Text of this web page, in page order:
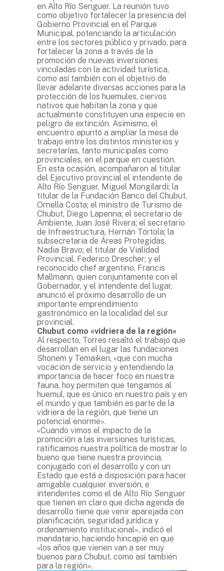
en Alto Río Senguer. La reunión tuvo
como objetivo fortalecer la presencia del
Gobierno Provincial en el Parque
Municipal, potenciando la articulación
entre los sectores público y privado, para
fortalecer la zona a través de la
promoción de nuevas inversiones
vinculadas con la actividad turística,
como así también con el objetivo de
llevar adelante diversas acciones para la
protección de los huemules, ciervos
nativos que habitan la zona y que
actualmente constituyen una especie en
peligro de extinción. Asimismo, el
encuentro apuntó a ampliar la mesa de
trabajo entre los distintos ministerios y
secretarías, tanto municipales como
provinciales, en el parque en cuestión.
En esta ocasión, acompañaron al titular
del Ejecutivo provincial el intendente de
Alto Río Senguer, Miguel Mongilardi; la
titular de la Fundación Banco del Chubut,
Ornella Costa; el ministro de Turismo de
Chubut, Diego Lapenna; el secretario de
Ambiente, Juan José Rivera; el secretario
de Infraestructura, Hernán Tórtola; la
subsecretaria de Áreas Protegidas,
Nadia Bravo; el titular de Vialidad
Provincial, Federico Drescher; y el
reconocido chef argentino, Francis
Mallmann, quien conjuntamente con el
Gobernador, y el intendente del lugar,
anunció el próximo desarrollo de un
importante emprendimiento
gastronómico en la localidad del sur
provincial.
Chubut como «vidriera de la región»
Al respecto, Torres resaltó el trabajo que
desarrollan en el lugar las fundaciones
Shonem y Temaiken, «que con mucha
vocación de servicio y entendiendo la
importancia de hacer foco en nuestra
fauna, hoy permiten que tengamos al
huemul, que es único en nuestro país y en
el mundo y que también es parte de la
vidriera de la región, que tiene un
potencial enorme».
«Cuando vimos el impacto de la
promoción a las inversiones turísticas,
ratificamos nuestra política de mostrar lo
bueno que tiene nuestra provincia,
conjugado con el desarrollo y con un
Estado que está a disposición para hacer
amigable cualquier inversión, e
intendentes como el de Alto Río Senguer
que tienen en claro que dicha agenda de
desarrollo tiene que venir aparejada con
planificación, seguridad jurídica y
ordenamiento institucional», indicó el
mandatario, haciendo hincapié en que
«los años que vienen van a ser muy
buenos para Chubut, como así también
para la región».